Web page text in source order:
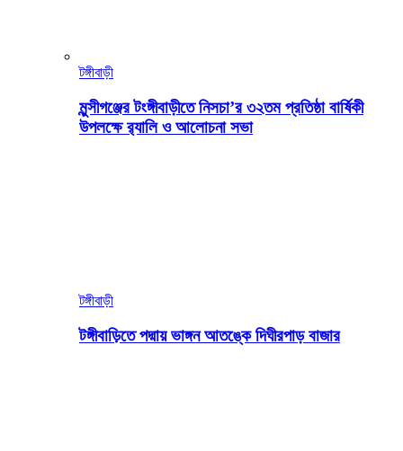
টঙ্গীবাড়ী
মুন্সীগঞ্জের টংঙ্গীবাড়ীতে নিসচা’র ৩২তম প্রতিষ্ঠা বার্ষিকী
উপলক্ষে র‍্যালি ও আলোচনা সভা
টঙ্গীবাড়ী
টঙ্গীবাড়িতে পদ্মায় ভাঙ্গন আতঙ্কে দিঘীরপাড় বাজার